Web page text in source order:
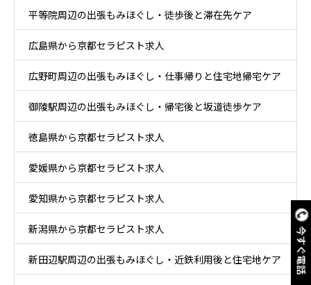
今すぐ電話
後ケア
平等院周辺の出張もみほぐし・徒歩後と滞在先ケア
広島県から京都セラピスト求人
広野町周辺の出張もみほぐし・仕事帰りと住宅地帰宅ケア
御陵駅周辺の出張もみほぐし・帰宅後と坂道徒歩ケア
徳島県から京都セラピスト求人
愛媛県から京都セラピスト求人
愛知県から京都セラピスト求人
新潟県から京都セラピスト求人
新田辺駅周辺の出張もみほぐし・近鉄利用後と住宅地ケア